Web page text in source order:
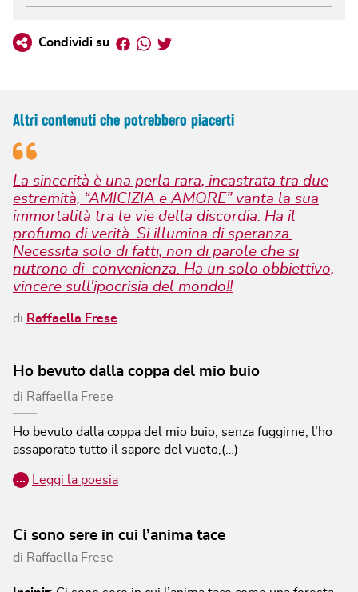
Condividi su Facebook
Whatsapp
Twitter
Altri contenuti che potrebbero piacerti
La sincerità è una perla rara, incastrata tra due
estremità, “AMICIZIA e AMORE” vanta la sua
immortalità tra le vie della discordia. Ha il
profumo di verità. Si illumina di speranza.
Necessita solo di fatti, non di parole che si
nutrono di convenienza. Ha un solo obbiettivo,
vincere sull'ipocrisia del mondo!!
di Raffaella Frese
Ho bevuto dalla coppa del mio buio
di Raffaella Frese
Ho bevuto dalla coppa del mio buio, senza fuggirne, l’ho
assaporato tutto il sapore del vuoto,(…)
… Leggi la poesia
Ci sono sere in cui l’anima tace
di Raffaella Frese